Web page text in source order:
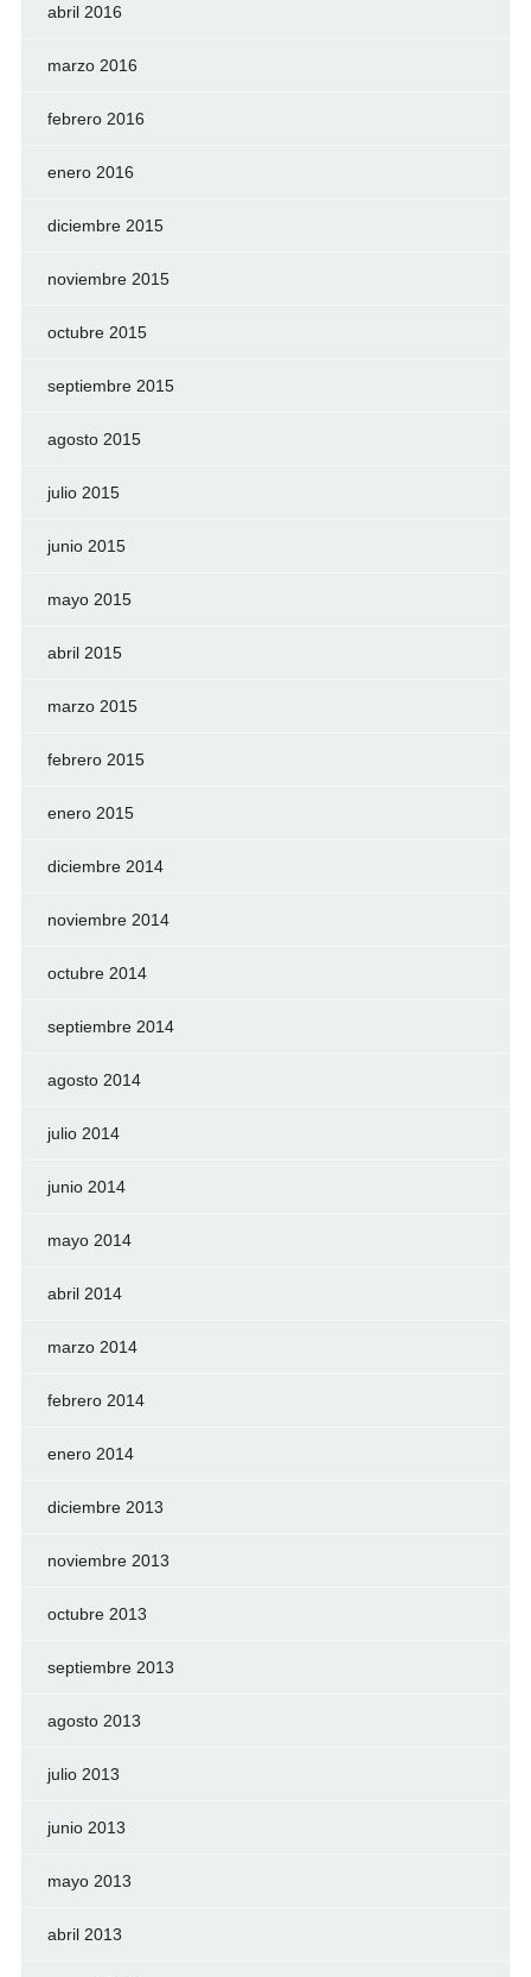
abril 2016
marzo 2016
febrero 2016
enero 2016
diciembre 2015
noviembre 2015
octubre 2015
septiembre 2015
agosto 2015
julio 2015
junio 2015
mayo 2015
abril 2015
marzo 2015
febrero 2015
enero 2015
diciembre 2014
noviembre 2014
octubre 2014
septiembre 2014
agosto 2014
julio 2014
junio 2014
mayo 2014
abril 2014
marzo 2014
febrero 2014
enero 2014
diciembre 2013
noviembre 2013
octubre 2013
septiembre 2013
agosto 2013
julio 2013
junio 2013
mayo 2013
abril 2013